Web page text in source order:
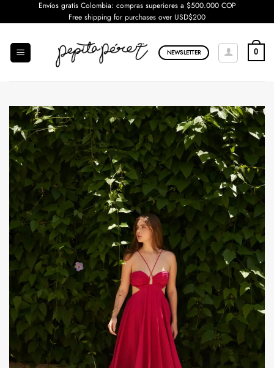
al
Envíos gratis Colombia: compras superiores a $500.000 COP
Free shipping for purchases over USD$200
NEWSLETTER 0